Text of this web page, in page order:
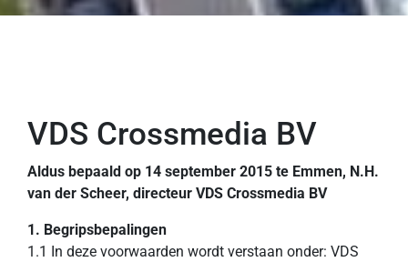
VDS Crossmedia BV
Aldus bepaald op 14 september 2015 te Emmen, N.H.
van der Scheer, directeur VDS Crossmedia BV
1. Begripsbepalingen
1.1 In deze voorwaarden wordt verstaan onder: VDS